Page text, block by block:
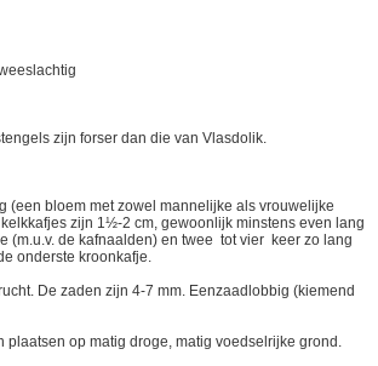
zijn forser dan die van Vlasdolik.
(een bloem met zowel mannelijke als vrouwelijke
zijn 1½-2 cm, gewoonlijk minstens even lang
(m.u.v. de kafnaalden) en twee tot vier keer zo lang
onderste kroonkafje.
De zaden zijn 4-7 mm. Eenzaadlobbig (kiemend
plaatsen op matig droge, matig voedselrijke grond.